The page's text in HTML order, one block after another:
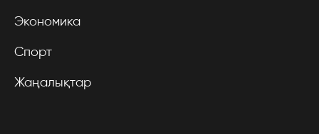
Экономика
Спорт
Жаңалықтар